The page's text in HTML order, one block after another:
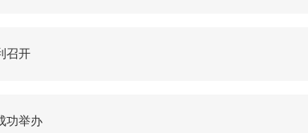
召开
功举办